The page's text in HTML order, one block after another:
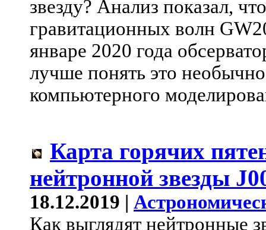
звезду? Анализ показал,
гравитационных волн
январе 2020 года
лучше понять это
компьютерного
Карта горячих
нейтронной звезды
18.12.2019 |
Как выглядят нейтронные